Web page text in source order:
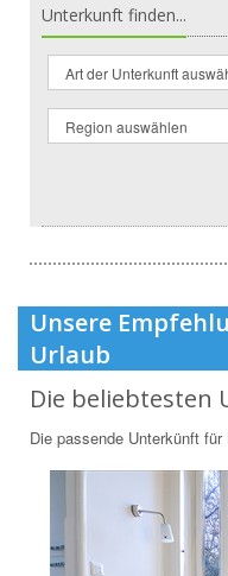
Unterkunft finden...
Unsere
Urlaub
Die beliebtesten
Die passende Unterkünft